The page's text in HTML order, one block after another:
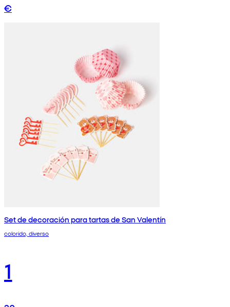
€
Set de decoración para tartas de San Valentín
colorido, diverso
1